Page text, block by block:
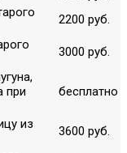
2200 руб.
3000 руб.
при
бесплатно
из
3600 руб.